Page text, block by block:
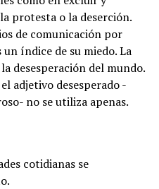
protesta o la deserción.
de comunicación por
índice de su miedo. La
desesperación del mundo.
adjetivo desesperado -
no se utiliza apenas.
cotidianas se